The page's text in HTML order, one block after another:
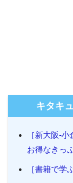
キタキ
［新大阪-
お得なきっ
［書籍で学